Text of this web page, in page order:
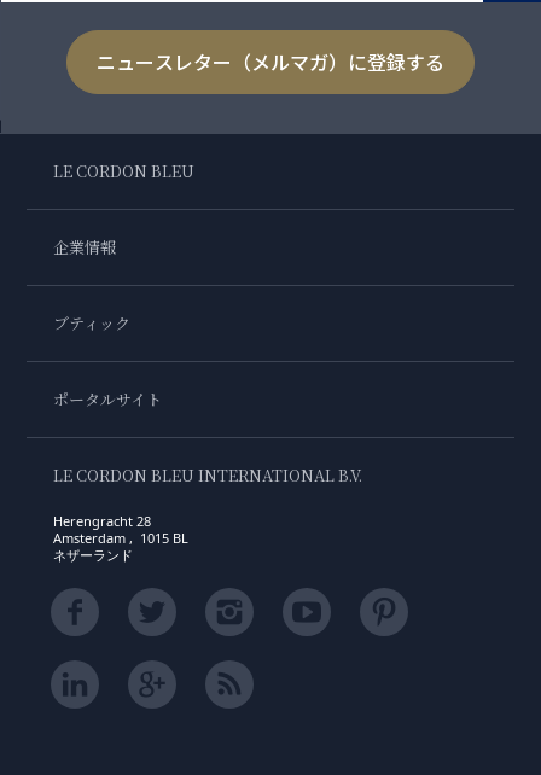
ニュースレター（メルマガ）に登録する
LE CORDON BLEU
企業情報
ブティック
ポータルサイト
LE CORDON BLEU INTERNATIONAL B.V.
Herengracht 28
Amsterdam , 1015 BL
ネザーランド